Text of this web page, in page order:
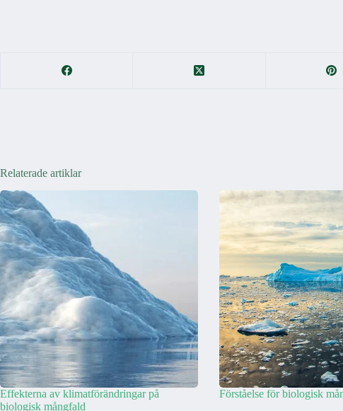
Relaterade artiklar
Effekterna av klimatförändringar på
biologisk mångfald
Förståelse för biologisk